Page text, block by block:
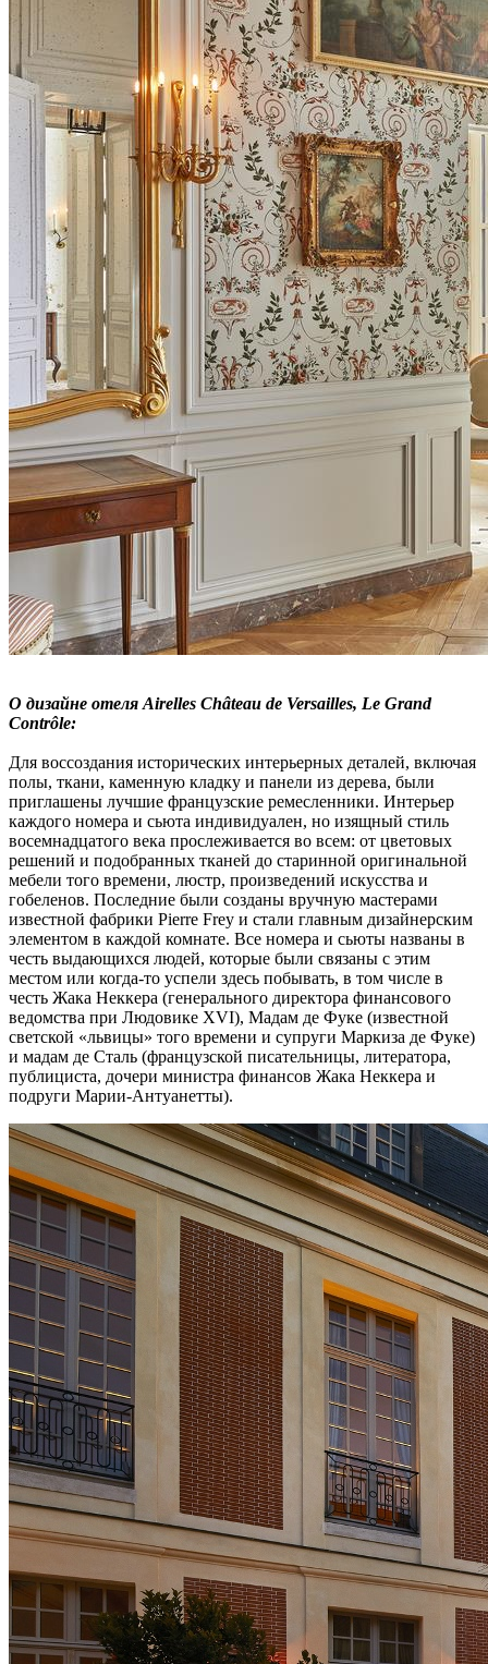
О дизайне отеля Airelles Château de Versailles, Le Grand
Contrôle:
Для воссоздания исторических интерьерных деталей, включая
полы, ткани, каменную кладку и панели из дерева, были
приглашены лучшие французские ремесленники. Интерьер
каждого номера и сьюта индивидуален, но изящный стиль
восемнадцатого века прослеживается во всем: от цветовых
решений и подобранных тканей до старинной оригинальной
мебели того времени, люстр, произведений искусства и
гобеленов. Последние были созданы вручную мастерами
известной фабрики Pierre Frey и стали главным дизайнерским
элементом в каждой комнате. Все номера и сьюты названы в
честь выдающихся людей, которые были связаны с этим
местом или когда-то успели здесь побывать, в том числе в
честь Жака Неккера (генерального директора финансового
ведомства при Людовике XVI), Мадам де Фуке (известной
светской «львицы» того времени и супруги Маркиза де Фуке)
и мадам де Сталь (французской писательницы, литератора,
публициста, дочери министра финансов Жака Неккера и
подруги Марии-Антуанетты).